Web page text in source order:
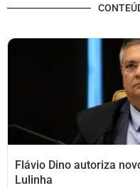
Flávio Dino autoriza
Lulinha